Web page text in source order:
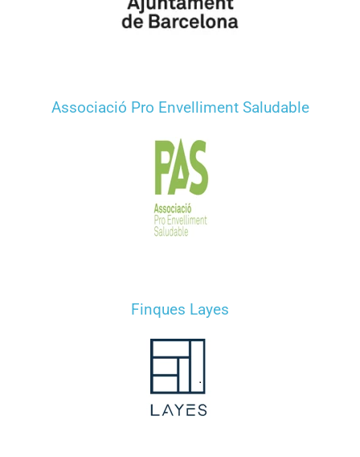
Associació Pro Envelliment Saludable
Finques Layes